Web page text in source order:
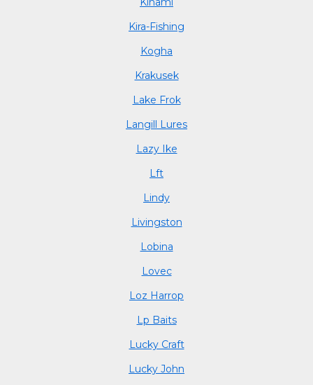
Kira-Fishing
Kogha
Krakusek
Lake Frok
Langill Lures
Lazy Ike
Lft
Lindy
Livingston
Lobina
Lovec
Loz Harrop
Lp Baits
Lucky Craft
Lucky John